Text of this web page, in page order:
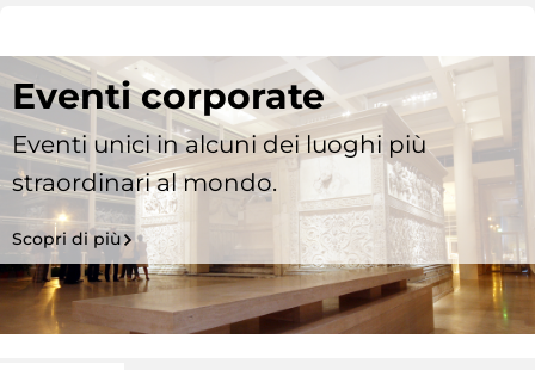
Eventi corporate
Eventi unici in alcuni dei luoghi più
straordinari al mondo.
Scopri di più